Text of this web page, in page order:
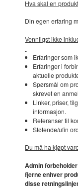
Hva skal en
Din egen erfaring
Vennligst ikke
Erfaringer som
Erfaringer i
aktuelle
Spørsmål om
skrevet en
Linker, priser,
informasjon.
Referanser til
Støtende/ufin
Du må ha kjøpt
Admin
fjerne enhver
disse